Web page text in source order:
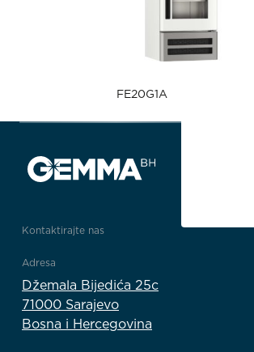
FE20G1A
Kontaktirajte nas
Adresa
Džemala Bijedića 25c
71000 Sarajevo
Bosna i Hercegovina